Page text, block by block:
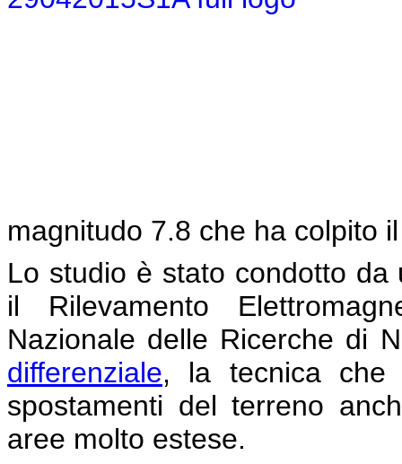
magnitudo 7.8 che ha colpito
Lo studio è stato condotto da
il Rilevamento
Nazionale delle Ricerche di
differenziale, la tecnica che
spostamenti del terreno
aree molto estese.